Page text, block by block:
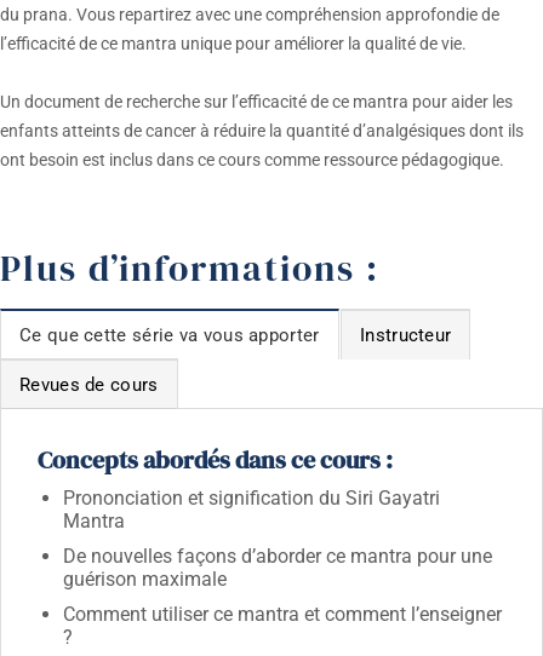
du prana. Vous repartirez avec une compréhension approfondie de
l’efficacité de ce mantra unique pour améliorer la qualité de vie.
Un document de recherche sur l’efficacité de ce mantra pour aider les
enfants atteints de cancer à réduire la quantité d’analgésiques dont ils
ont besoin est inclus dans ce cours comme ressource pédagogique.
Plus d’informations :
Ce que cette série va vous apporter Instructeur
Revues de cours
Concepts abordés dans ce cours :
Prononciation et signification du Siri Gayatri
Mantra
De nouvelles façons d’aborder ce mantra pour une
guérison maximale
Comment utiliser ce mantra et comment l’enseigner
?